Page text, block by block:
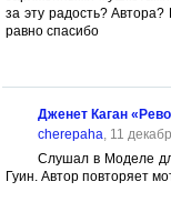
за эту радость?
равно спасибо
Дженет Каган
cherepaha, 11
Слушал в Моделе
Гуин. Автор повторяет